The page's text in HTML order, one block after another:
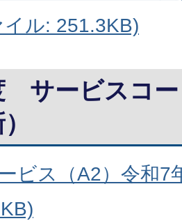
ル: 251.3KB)
サービスコー
ビス（A2）令和7